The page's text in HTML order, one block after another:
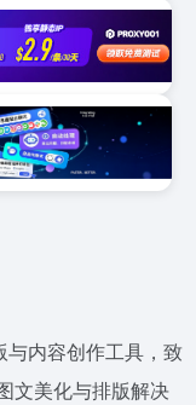
与内容创作工具，致
文美化与排版解决